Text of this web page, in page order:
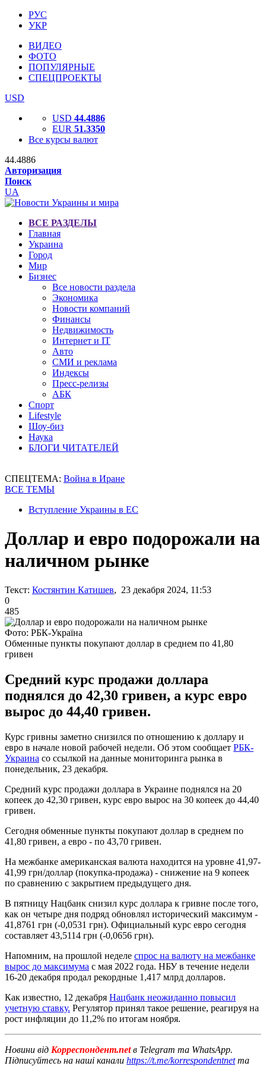
РУС
УКР
ВИДЕО
ФОТО
ПОПУЛЯРНЫЕ
СПЕЦПРОЕКТЫ
USD
USD 44.4886
EUR 51.3350
Все курсы валют
44.4886
Авторизация
Поиск
UA
ВСЕ РАЗДЕЛЫ
Главная
Украина
Город
Мир
Бизнес
Все новости раздела
Экономика
Новости компаний
Финансы
Недвижимость
Интернет и IT
Авто
СМИ и реклама
Индексы
Пресс-релизы
АБК
Спорт
Lifestyle
Шоу-биз
Наука
БЛОГИ ЧИТАТЕЛЕЙ
СПЕЦТЕМА: Война в Иране
ВСЕ ТЕМЫ
Вступление Украины в ЕС
Доллар и евро подорожали на
наличном рынке
Текст: Костянтин Катишев, 23 декабря 2024, 11:53
0
485
Фото: РБК-Україна
Обменные пункты покупают доллар в среднем по 41,80
гривен
Средний курс продажи доллара
поднялся до 42,30 гривен, а курс евро
вырос до 44,40 гривен.
Курс гривны заметно снизился по отношению к доллару и
евро в начале новой рабочей недели. Об этом сообщает РБК-
Украина со ссылкой на данные мониторинга рынка в
понедельник, 23 декабря.
Средний курс продажи доллара в Украине поднялся на 20
копеек до 42,30 гривен, курс евро вырос на 30 копеек до 44,40
гривен.
Сегодня обменные пункты покупают доллар в среднем по
41,80 гривен, а евро - по 43,70 гривен.
На межбанке американская валюта находится на уровне 41,97-
41,99 грн/доллар (покупка-продажа) - снижение на 9 копеек
по сравнению с закрытием предыдущего дня.
В пятницу Нацбанк снизил курс доллара к гривне после того,
как он четыре дня подряд обновлял исторический максимум -
41,8761 грн (-0,0531 грн). Официальный курс евро сегодня
составляет 43,5114 грн (-0,0656 грн).
Напомним, на прошлой неделе спрос на валюту на межбанке
вырос до максимума с мая 2022 года. НБУ в течение недели
16-20 декабря продал рекордные 1,417 млрд долларов.
Как известно, 12 декабря Нацбанк неожиданно повысил
учетную ставку. Регулятор принял такое решение, реагируя на
рост инфляции до 11,2% по итогам ноября.
Новини від Корреспондент.netв Telegram та WhatsApp.
Підписуйтесь на наші канали https://t.me/korrespondentnetта